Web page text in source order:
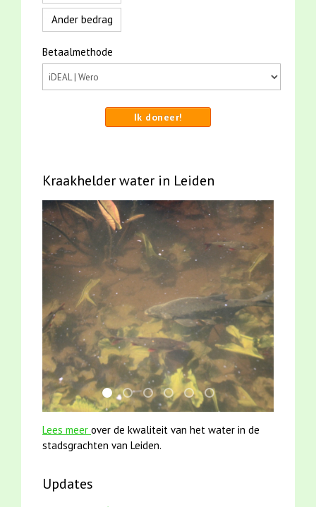
Ander bedrag
Betaalmethode
Ik doneer!
Kraakhelder water in Leiden
jun2021 28 brasem en rietvoorns 4a
karper met kattenklimtouw
mei2021 watervogelmethode fuut
smoelenboek fifi en karper
jun2021 zaklv 5 snoekje
mei2021 1 snoekje
Lees meer over de kwaliteit van het water in de
stadsgrachten van Leiden.
Updates